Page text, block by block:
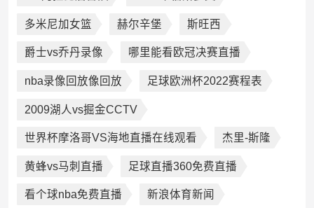
多米尼加女篮 赫尔辛堡 斯旺西
爵士vs乔丹录像 哪里能看欧冠决赛直播
nba录像回放像回放 足球欧洲杯2022赛程表
2009湖人vs掘金CCTV
世界杯摩洛哥VS海地直播在线观看 杰里-斯隆
黄蜂vs马刺直播 足球直播360免费直播
看个球nba免费直播 新浪体育新闻